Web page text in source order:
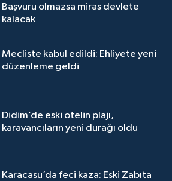
Başvuru olmazsa miras devlete
kalacak
Mecliste kabul edildi: Ehliyete yeni
düzenleme geldi
Didim’de eski otelin plajı,
karavancıların yeni durağı oldu
Karacasu’da feci kaza: Eski Zabıta